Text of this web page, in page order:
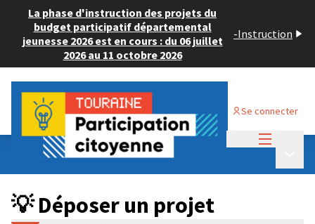
La phase d'instruction des projets du
budget participatif départemental
jeunesse 2026 est en cours : du 06 juillet
2026 au 11 octobre 2026
-Instruction
Se connecter
Budget Participatif ADULTE 2024
💡 Déposer un projet
💡 Déposer un projet